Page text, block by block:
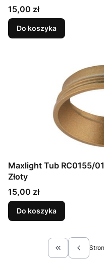
Cena
15,00 zł
Do koszyka
Maxlight Tub RC0155/
Złoty
Cena
15,00 zł
Do koszyka
Wróć do